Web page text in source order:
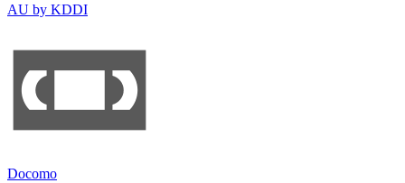
AU by KDDI
Docomo